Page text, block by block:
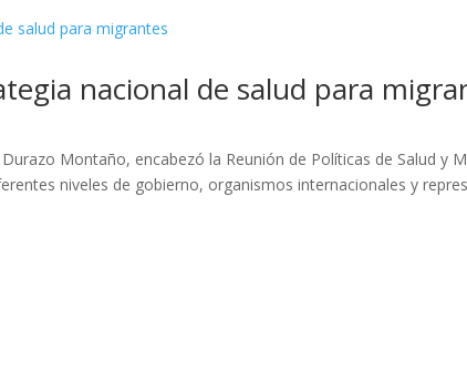
nacional de salud para
Montaño, encabezó la Reunión de Políticas de Salud y
niveles de gobierno, organismos internacionales y